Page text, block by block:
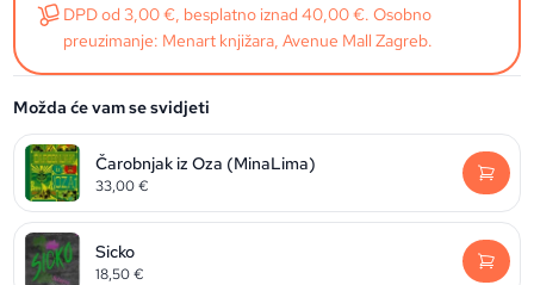
DPD od 3,00 €, besplatno iznad 40,00 €. Osobno
preuzimanje: Menart knjižara, Avenue Mall Zagreb.
Možda će vam se svidjeti
Čarobnjak iz Oza (MinaLima)
33,00€
Sicko
18,50€